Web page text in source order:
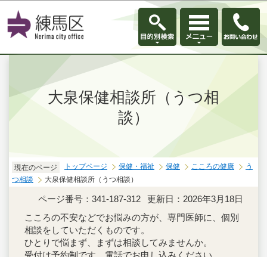
このページの本文へ移動
大泉保健相談所（うつ相
談）
現在のページ トップページ 保健・福祉 保健 こころの健康
う
つ相談
大泉保健相談所（うつ相談）
ページ番号：341-187-312
更新日：2026年3月18日
こころの不安などでお悩みの方が、専門医師に、個別
相談をしていただくものです。
ひとりで悩まず、まずは相談してみませんか。
受付は予約制です。電話でお申し込みください。